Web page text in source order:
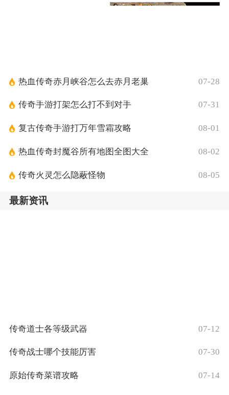
热血传奇赤月峡谷怎么去赤月老巢 07-28
传奇手游打架怎么打不到对手 07-31
复古传奇手游打万年雪霜攻略 08-01
热血传奇封魔谷所有地图全图大全 08-02
传奇火灵怎么隐蔽怪物 08-05
最新资讯
传奇道士各等级武器 07-12
传奇战士哪个技能厉害 07-30
原始传奇菜谱攻略 07-14